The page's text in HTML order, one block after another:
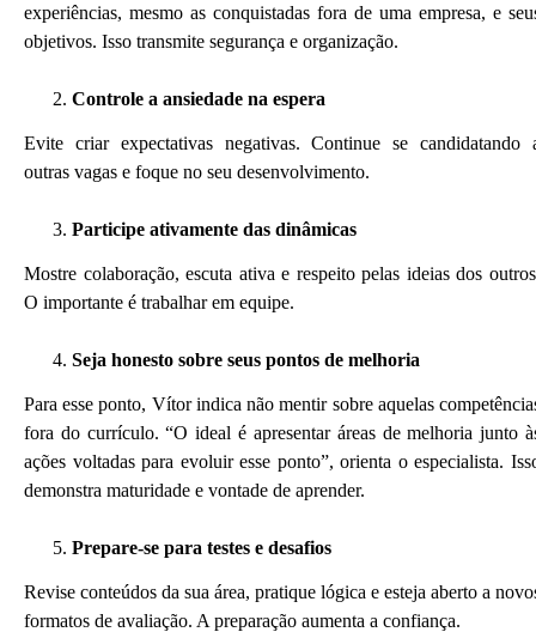
experiências, mesmo as conquistadas fora de uma empresa, e
objetivos. Isso transmite segurança e organização.
Controle a ansiedade na espera
Evite criar expectativas negativas. Continue se candidatando
outras vagas e foque no seu desenvolvimento.
Participe ativamente das dinâmicas
Mostre colaboração, escuta ativa e respeito pelas ideias dos
O importante é trabalhar em equipe.
Seja honesto sobre seus pontos de melhoria
Para esse ponto, Vítor indica não mentir sobre aquelas
fora do currículo. “O ideal é apresentar áreas de melhoria junto
ações voltadas para evoluir esse ponto”, orienta o especialista.
demonstra maturidade e vontade de aprender.
Prepare-se para testes e desafios
Revise conteúdos da sua área, pratique lógica e esteja aberto a
formatos de avaliação. A preparação aumenta a confiança.